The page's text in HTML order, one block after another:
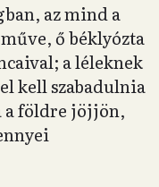
az mind a
ő béklyózta
a léleknek
kell szabadulnia
a földre jöjjön,